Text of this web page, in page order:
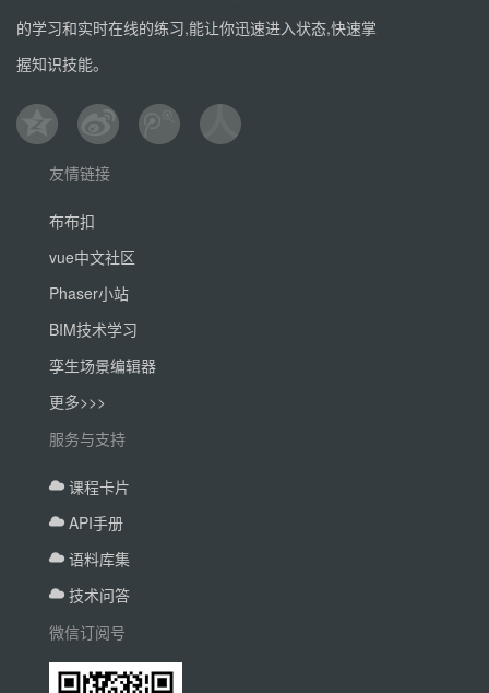
的学习和实时在线的练习,能让你迅速进入状态,快速掌
握知识技能。
友情链接
布布扣
vue中文社区
Phaser小站
BIM技术学习
孪生场景编辑器
更多>>>
服务与支持
课程卡片
API手册
语料库集
技术问答
微信订阅号